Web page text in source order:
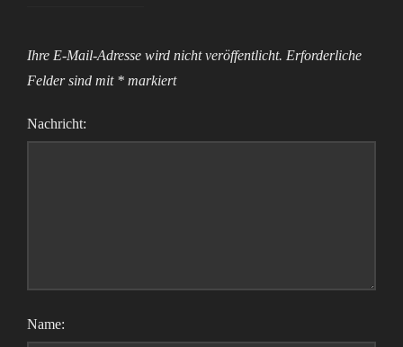
Ihre E-Mail-Adresse wird nicht veröffentlicht. Erforderliche
Felder sind mit * markiert
Nachricht:
Name: